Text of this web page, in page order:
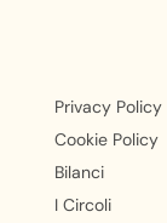
Privacy Policy
Cookie Policy
Bilanci
I Circoli